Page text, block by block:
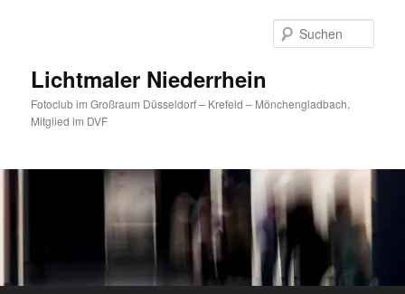
Lichtmaler Niederrhein
Fotoclub im Großraum Düsseldorf – Krefeld – Mönchengladbach,
Mitglied im DVF